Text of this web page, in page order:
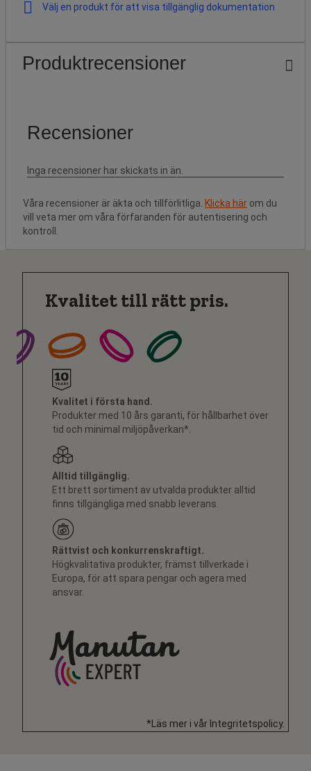
Välj en produkt för att visa tillgänglig dokumentation
Produktrecensioner
Våra recensioner är äkta och tillförlitliga. Klicka här om du
vill veta mer om våra förfaranden för autentisering och
kontroll.
Kvalitet till rätt pris.
Kvalitet i första hand.
Produkter med 10 års garanti, för hållbarhet över
tid och minimal miljöpåverkan*.
Alltid tillgänglig.
Ett brett sortiment av utvalda produkter alltid
finns tillgängliga med snabb leverans.
Rättvist och konkurrenskraftigt.
Högkvalitativa produkter, främst tillverkade i
Europa, för att spara pengar och agera med
ansvar.
*Läs mer i vår Integritetspolicy.